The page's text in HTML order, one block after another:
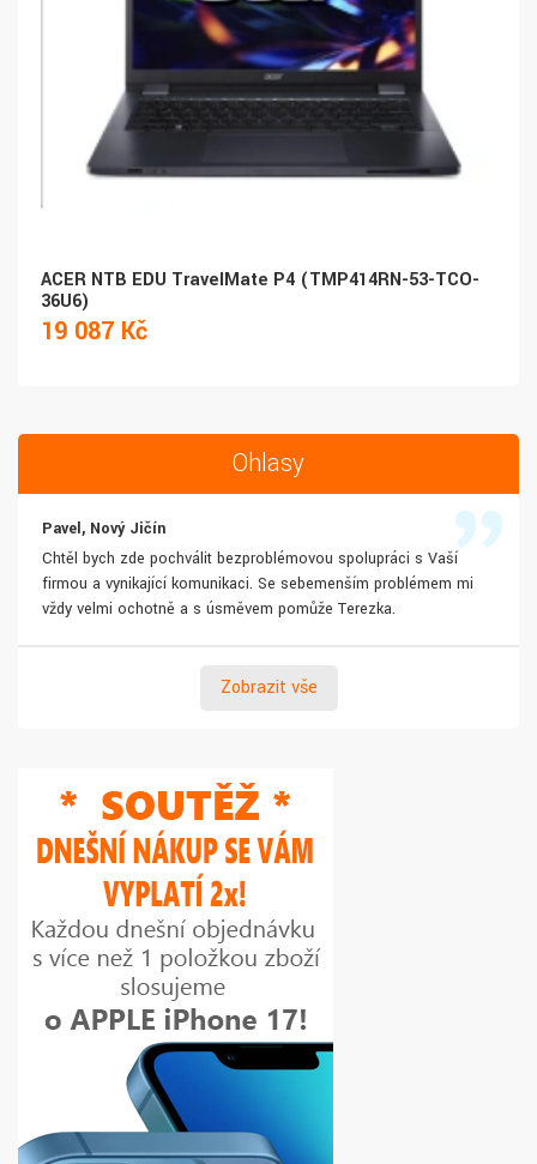
ACER NTB EDU TravelMate P4 (TMP414RN-53-TCO-
36U6)
19 087 Kč
Ohlasy
Pavel, Nový Jičín
Chtěl bych zde pochválit bezproblémovou spolupráci s Vaší
firmou a vynikající komunikaci. Se sebemenším problémem mi
vždy velmi ochotně a s úsměvem pomůže Terezka.
Zobrazit vše